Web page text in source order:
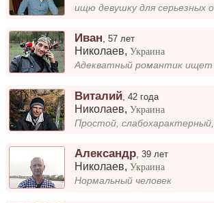
ищю девушку для серьезных
Иван ,57 лет
Николаев,Украина
Виталий ,42 года
Николаев,Украина
Простой,
Александр ,39 лет
Николаев,Украина
Нормальный человек